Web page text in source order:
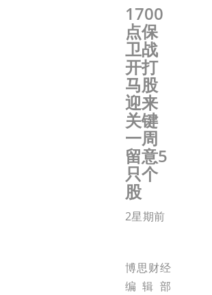
1700
点保
卫战
开打
马股
迎来
关键
一周
留意5
只个
股
2星期前
博思财经
编辑部